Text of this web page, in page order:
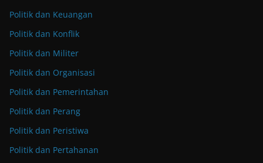
Politik dan Keuangan
Politik dan Konflik
Politik dan Militer
Politik dan Organisasi
Politik dan Pemerintahan
Politik dan Perang
Politik dan Peristiwa
Politik dan Pertahanan